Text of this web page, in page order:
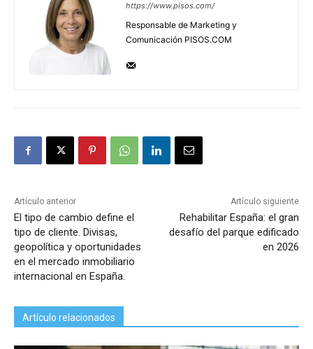
https://www.pisos.com/
Responsable de Marketing y
Comunicación PISOS.COM
Artículo anterior
El tipo de cambio define el
tipo de cliente. Divisas,
geopolítica y oportunidades
en el mercado inmobiliario
internacional en España.
Artículo siguiente
Rehabilitar España: el gran
desafío del parque edificado
en 2026
Artículo relacionados